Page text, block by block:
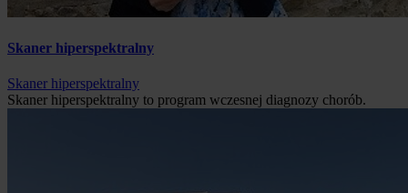
Skaner hiperspektralny
Skaner hiperspektralny
Skaner hiperspektralny to program wczesnej diagnozy chorób.